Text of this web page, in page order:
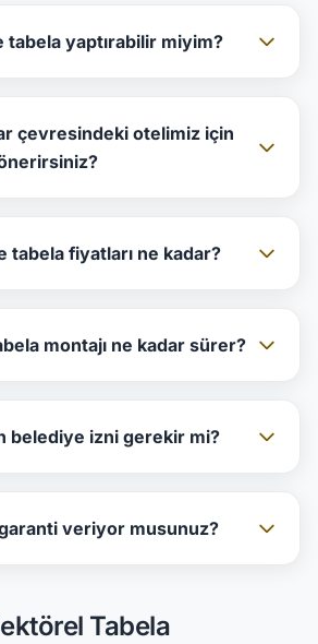
tabela yaptırabilir miyim?
çevresindeki otelimiz için
tabela fiyatları ne kadar?
montajı ne kadar sürer?
belediye izni gerekir mi?
veriyor musunuz?
Tabela